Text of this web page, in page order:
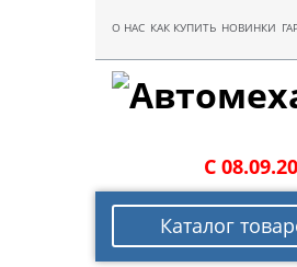
О НАС КАК КУПИТЬ НОВИНКИ
С
Каталог